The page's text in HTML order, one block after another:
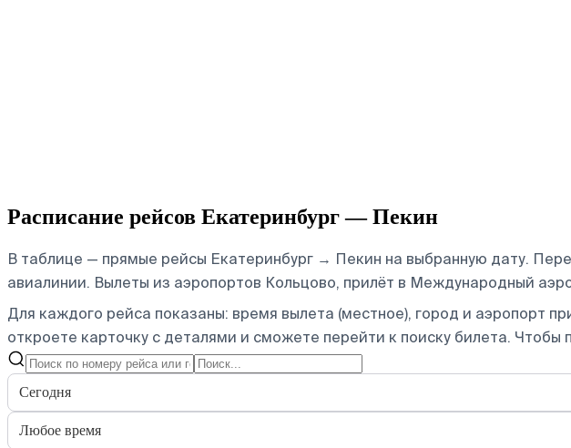
Расписание рейсов Екатеринбург — Пекин
В таблице — прямые рейсы Екатеринбург → Пекин на выбранную дату.
авиалинии. Вылеты из аэропортов Кольцово, прилёт в Международный
Для каждого рейса показаны: время вылета (местное), город и аэропорт
откроете карточку с деталями и сможете перейти к поиску билета. Чтобы
Сегодня
Любое время